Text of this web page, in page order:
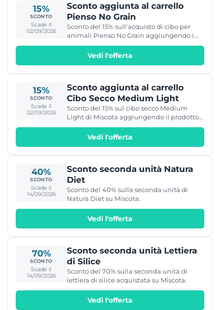
15%
SCONTO
Scade il
02/09/2026
Sconto aggiunta al carrello
Pienso No Grain
Sconto del 15% sull'acquisto di cibo per
animali Pienso No Grain aggiungendo i
prodotti al carrello su Miscota.
Vedi l'offerta
15%
SCONTO
Scade il
02/09/2026
Sconto aggiunta al carrello
Cibo Secco Medium Light
Sconto del 15% sul cibo secco Medium
Light di Miscota aggiungendo il prodotto
al carrello.
Vedi l'offerta
40%
SCONTO
Scade il
14/09/2026
Sconto seconda unità Natura
Diet
Sconto del 40% sulla seconda unità di
Natura Diet su Miscota.
Vedi l'offerta
70%
SCONTO
Scade il
14/09/2026
Sconto seconda unità Lettiera
di Silice
Sconto del 70% sulla seconda unità di
lettiera di silice acquistata su Miscota.
Vedi l'offerta